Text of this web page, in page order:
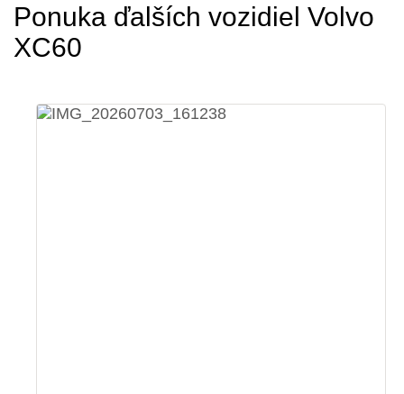
Ponuka ďalších vozidiel Volvo
XC60